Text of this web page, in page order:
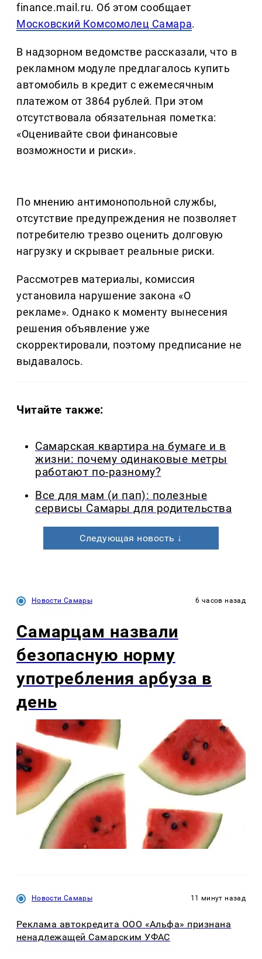
finance.mail.ru. Об этом сообщает
Московский Комсомолец Самара.
В надзорном ведомстве рассказали, что в
рекламном модуле предлагалось купить
автомобиль в кредит с ежемесячным
платежом от 3864 рублей. При этом
отсутствовала обязательная пометка:
«Оценивайте свои финансовые
возможности и риски».
По мнению антимонопольной службы,
отсутствие предупреждения не позволяет
потребителю трезво оценить долговую
нагрузку и скрывает реальные риски.
Рассмотрев материалы, комиссия
установила нарушение закона «О
рекламе». Однако к моменту вынесения
решения объявление уже
скорректировали, поэтому предписание не
выдавалось.
Читайте также:
Самарская квартира на бумаге и в
жизни: почему одинаковые метры
работают по-разному?
Все для мам (и пап): полезные
сервисы Самары для родительства
Следующая новость ↓
Новости Самары 6 часов назад
Самарцам назвали
безопасную норму
употребления арбуза в
день
Новости Самары 11 минут назад
Реклама автокредита ООО «Альфа» признана
ненадлежащей Самарским УФАС